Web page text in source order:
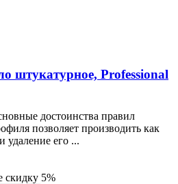
штукатурное, Professional
достоинства правил
позволяет производить как
удаление его ...
скидку 5%